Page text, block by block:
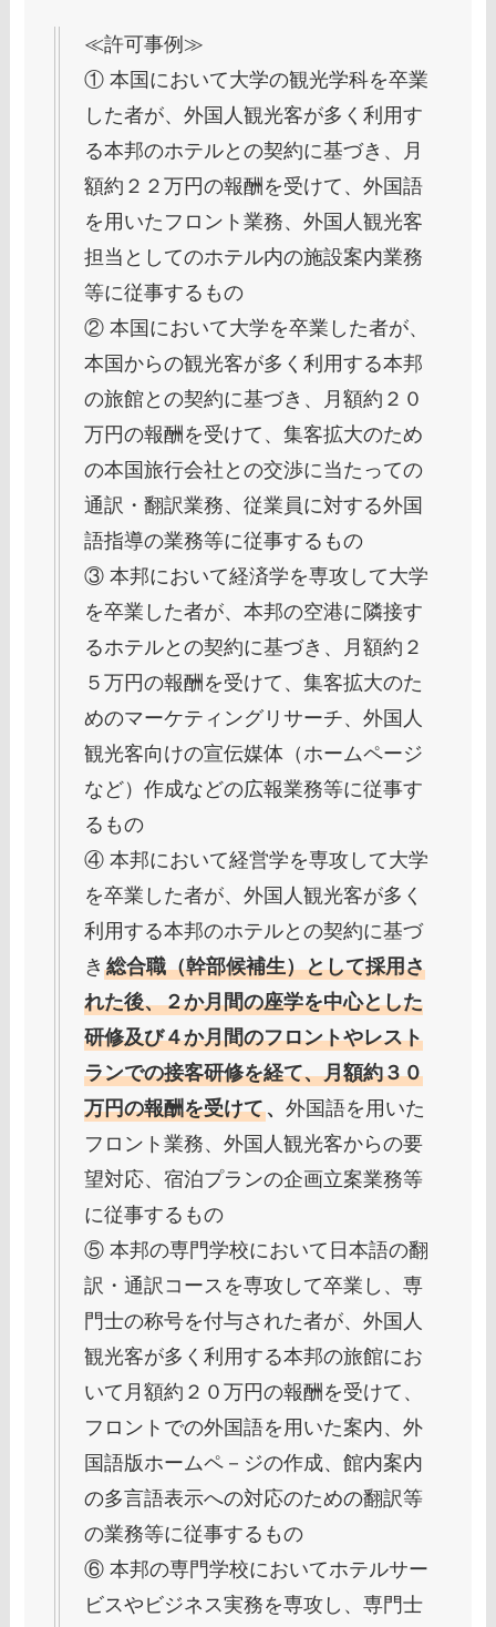
≪許可事例≫
① 本国において大学の観光学科を卒業
した者が、外国人観光客が多く利用す
る本邦のホテルとの契約に基づき、月
額約２２万円の報酬を受けて、外国語
を用いたフロント業務、外国人観光客
担当としてのホテル内の施設案内業務
等に従事するもの
② 本国において大学を卒業した者が、
本国からの観光客が多く利用する本邦
の旅館との契約に基づき、月額約２０
万円の報酬を受けて、集客拡大のため
の本国旅行会社との交渉に当たっての
通訳・翻訳業務、従業員に対する外国
語指導の業務等に従事するもの
③ 本邦において経済学を専攻して大学
を卒業した者が、本邦の空港に隣接す
るホテルとの契約に基づき、月額約２
５万円の報酬を受けて、集客拡大のた
めのマーケティングリサーチ、外国人
観光客向けの宣伝媒体（ホームページ
など）作成などの広報業務等に従事す
るもの
④ 本邦において経営学を専攻して大学
を卒業した者が、外国人観光客が多く
利用する本邦のホテルとの契約に基づ
き総合職（幹部候補生）として採用さ
れた後、２か月間の座学を中心とした
研修及び４か月間のフロントやレスト
ランでの接客研修を経て、月額約３０
万円の報酬を受けて、外国語を用いた
フロント業務、外国人観光客からの要
望対応、宿泊プランの企画立案業務等
に従事するもの
⑤ 本邦の専門学校において日本語の翻
訳・通訳コースを専攻して卒業し、専
門士の称号を付与された者が、外国人
観光客が多く利用する本邦の旅館にお
いて月額約２０万円の報酬を受けて、
フロントでの外国語を用いた案内、外
国語版ホームペ－ジの作成、館内案内
の多言語表示への対応のための翻訳等
の業務等に従事するもの
⑥ 本邦の専門学校においてホテルサー
ビスやビジネス実務を専攻し、専門士